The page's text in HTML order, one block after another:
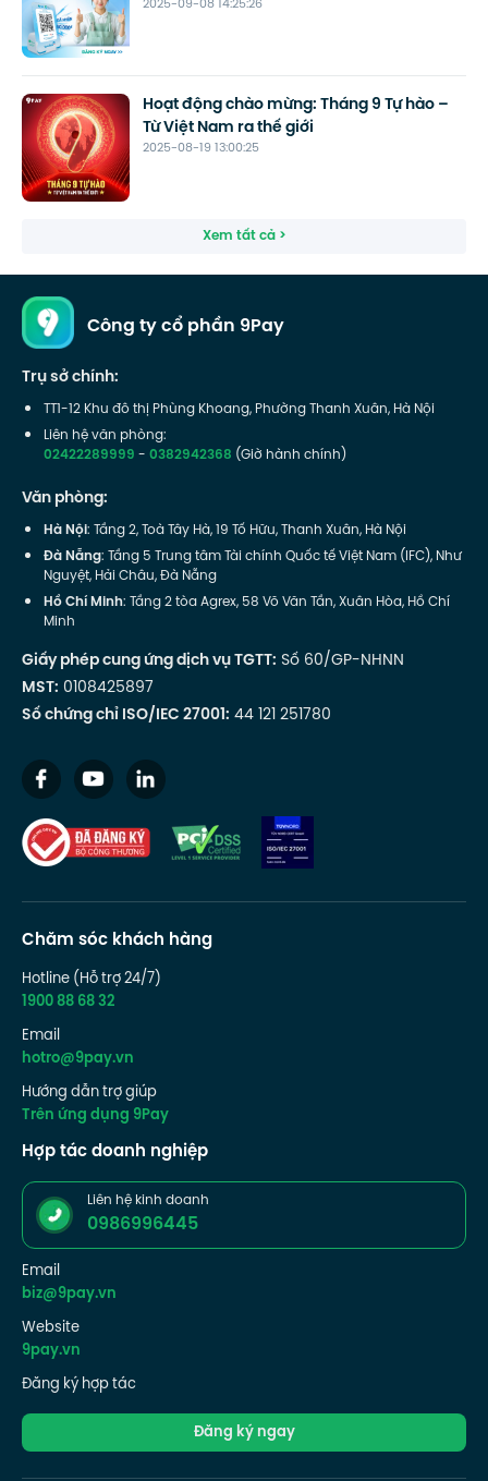
2025-08-19 13:00:25
Hoạt động chào mừng: Tháng 9 Tự hào –
Từ Việt Nam ra thế giới
Xem tất cả >
Công ty cổ phần 9Pay
Trụ sở chính:
TT1-12 Khu đô thị Phùng Khoang, Phường Thanh Xuân, Hà Nội
Liên hệ văn phòng:
02422289999-0382942368 (Giờ hành chính)
Văn phòng:
Hà Nội: Tầng 2, Toà Tây Hà, 19 Tố Hữu, Thanh Xuân, Hà Nội
Đà Nẵng: Tầng 5 Trung tâm Tài chính Quốc tế Việt Nam (IFC), Như
Nguyệt, Hải Châu, Đà Nẵng
Hồ Chí Minh: Tầng 2 tòa Agrex, 58 Võ Văn Tần, Xuân Hòa, Hồ Chí
Minh
Giấy phép cung ứng dịch vụ TGTT: Số 60/GP-NHNN
MST: 0108425897
Số chứng chỉ ISO/IEC 27001: 44 121 251780
Chăm sóc khách hàng
Hotline (Hỗ trợ 24/7)
1900 88 68 32
Email
hotro@9pay.vn
Hướng dẫn trợ giúp
Trên ứng dụng 9Pay
Hợp tác doanh nghiệp
Liên hệ kinh doanh
0986996445
Email
biz@9pay.vn
Website
9pay.vn
Đăng ký hợp tác
Đăng ký ngay